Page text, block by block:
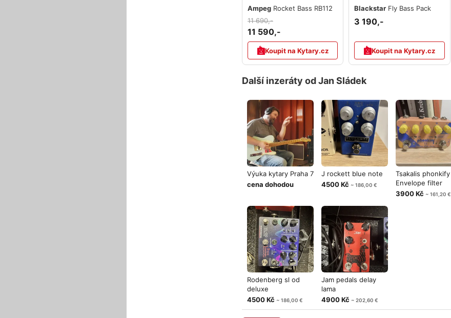
Ampeg Rocket Bass RB112
11 690,-
11 590,-
Koupit na Kytary.cz
Blackstar Fly Bass Pack
3 190,-
Koupit na Kytary.cz
Další inzeráty od Jan Sládek
Výuka kytary Praha 7
cena dohodou
J rockett blue note
4500 Kč ~ 186,00 €
Tsakalis phonkify
Envelope filter
3900 Kč ~ 161,20 €
Rodenberg sl od
deluxe
4500 Kč ~ 186,00 €
Jam pedals delay
lama
4900 Kč ~ 202,60 €